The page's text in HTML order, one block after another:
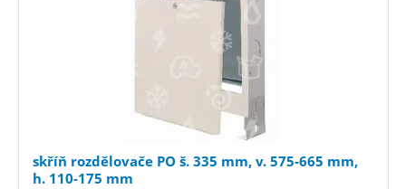
skříň rozdělovače PO š. 335 mm, v. 575-665 mm,
h. 110-175 mm